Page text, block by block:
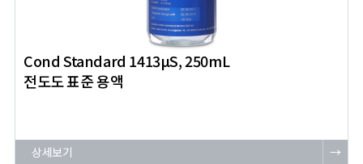
Cond Standard 1413μS, 250mL
전도도 표준 용액
상세보기 →